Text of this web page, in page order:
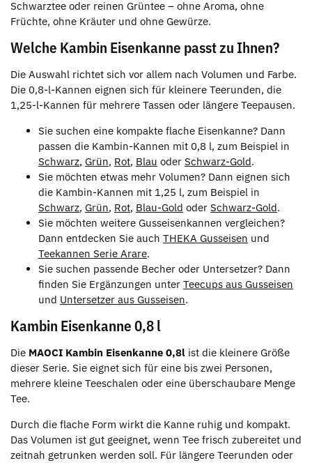
Schwarztee oder reinen Grüntee – ohne Aroma, ohne
Früchte, ohne Kräuter und ohne Gewürze.
Welche Kambin Eisenkanne passt zu Ihnen?
Die Auswahl richtet sich vor allem nach Volumen und Farbe.
Die 0,8-l-Kannen eignen sich für kleinere Teerunden, die
1,25-l-Kannen für mehrere Tassen oder längere Teepausen.
Sie suchen eine kompakte flache Eisenkanne? Dann
passen die Kambin-Kannen mit 0,8 l, zum Beispiel in
Schwarz, Grün, Rot, Blau oder Schwarz-Gold.
Sie möchten etwas mehr Volumen? Dann eignen sich
die Kambin-Kannen mit 1,25 l, zum Beispiel in
Schwarz, Grün, Rot, Blau-Gold oder Schwarz-Gold.
Sie möchten weitere Gusseisenkannen vergleichen?
Dann entdecken Sie auch THEKA Gusseisen und
Teekannen Serie Arare.
Sie suchen passende Becher oder Untersetzer? Dann
finden Sie Ergänzungen unter Teecups aus Gusseisen
und Untersetzer aus Gusseisen.
Kambin Eisenkanne 0,8 l
Die MAOCI Kambin Eisenkanne 0,8l ist die kleinere Größe
dieser Serie. Sie eignet sich für eine bis zwei Personen,
mehrere kleine Teeschalen oder eine überschaubare Menge
Tee.
Durch die flache Form wirkt die Kanne ruhig und kompakt.
Das Volumen ist gut geeignet, wenn Tee frisch zubereitet und
zeitnah getrunken werden soll. Für längere Teerunden oder